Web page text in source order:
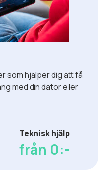
som hjälper dig att få
med din dator eller
Teknisk hjälp
från 0:-